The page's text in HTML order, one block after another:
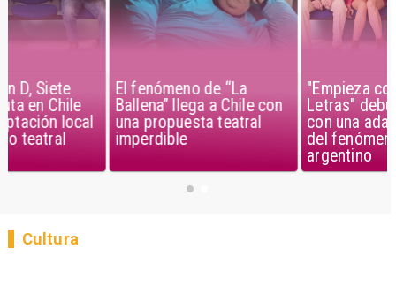
El fenómeno de “La
Ballena” llega a Chile con
una propuesta teatral
imperdible
"Empieza con D, Siete
Letras" debuta en Chile
con una adaptación local
del fenómeno teatral
Cultura